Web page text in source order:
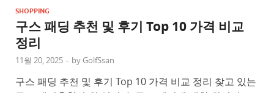
SHOPPING
구스 패딩 추천 및 후기 Top 10 가격 비교
정리
11월 20, 2025 - by GolfSsan
구스 패딩 추천 및 후기 Top 10 가격 비교 정리 찾고 있는